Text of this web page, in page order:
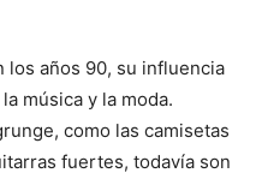
años 90, su influencia
música y la moda.
como las camisetas
fuertes, todavía son